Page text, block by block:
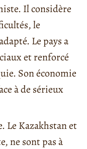
Il considère
le
Le pays a
et renforcé
Son économie
à de sérieux
Le Kazakhstan et
ne sont pas à